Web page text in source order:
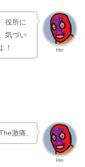
Hin
役所に
気づい
！
Hin
激痛。